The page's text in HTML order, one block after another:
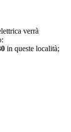
verrà
in queste località;